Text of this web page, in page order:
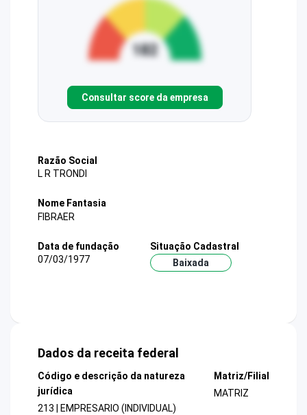
Consultar score da empresa
Razão Social
L R TRONDI
Nome Fantasia
FIBRAER
Data de fundação
07/03/1977
Situação Cadastral
Baixada
Dados da receita federal
Código e descrição da natureza
jurídica
213 | EMPRESARIO (INDIVIDUAL)
Matriz/Filial
MATRIZ